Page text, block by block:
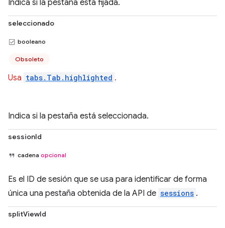
Indica si la pestaña está fijada.
seleccionado
booleano
Obsoleto
Usa tabs.Tab.highlighted .
Indica si la pestaña está seleccionada.
sessionId
cadena opcional
Es el ID de sesión que se usa para identificar de forma
única una pestaña obtenida de la API de sessions .
splitViewId